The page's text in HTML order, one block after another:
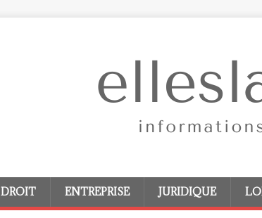
DROIT ENTREPRISE JURIDIQUE